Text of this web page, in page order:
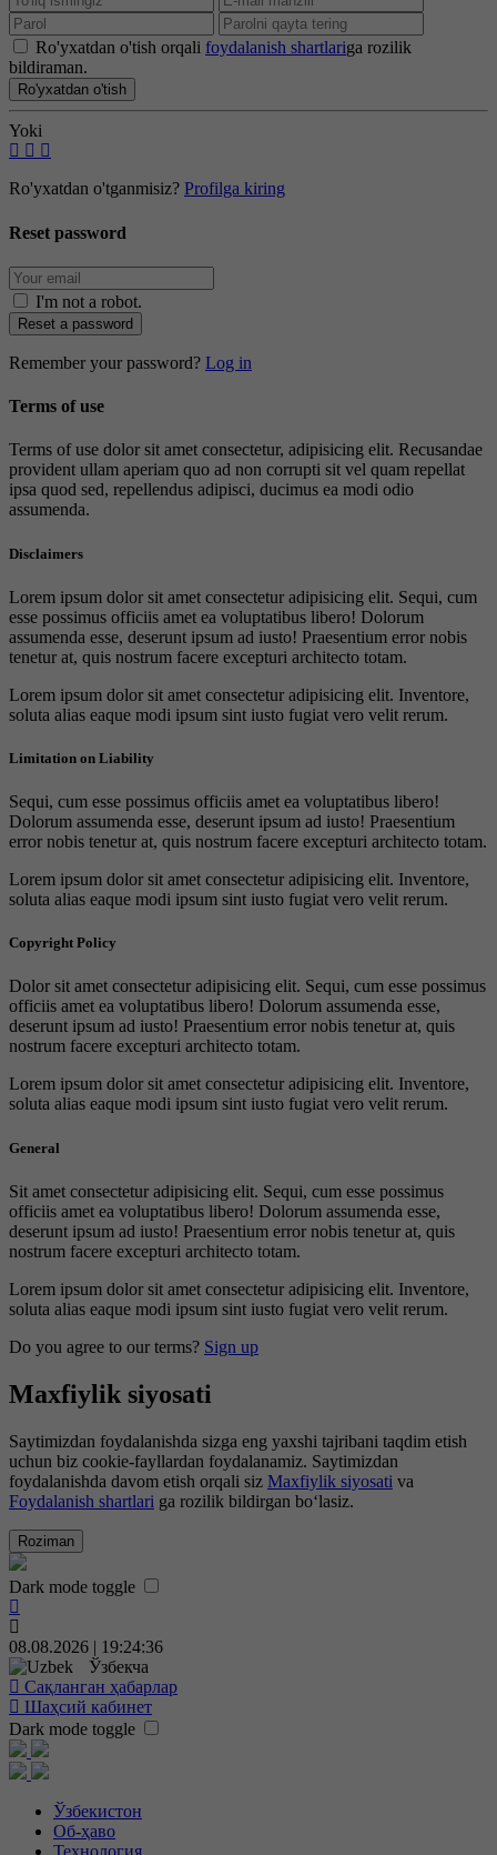
Ro'yxatdan o'tish orqali foydalanish shartlariga rozilik
bildiraman.
Ro'yxatdan o'tish
Yoki
Ro'yxatdan o'tganmisiz? Profilga kiring
Reset password
I'm not a robot.
Reset a password
Remember your password? Log in
Terms of use
Terms of use dolor sit amet consectetur, adipisicing elit. Recusandae
provident ullam aperiam quo ad non corrupti sit vel quam repellat
ipsa quod sed, repellendus adipisci, ducimus ea modi odio
assumenda.
Disclaimers
Lorem ipsum dolor sit amet consectetur adipisicing elit. Sequi, cum
esse possimus officiis amet ea voluptatibus libero! Dolorum
assumenda esse, deserunt ipsum ad iusto! Praesentium error nobis
tenetur at, quis nostrum facere excepturi architecto totam.
Lorem ipsum dolor sit amet consectetur adipisicing elit. Inventore,
soluta alias eaque modi ipsum sint iusto fugiat vero velit rerum.
Limitation on Liability
Sequi, cum esse possimus officiis amet ea voluptatibus libero!
Dolorum assumenda esse, deserunt ipsum ad iusto! Praesentium
error nobis tenetur at, quis nostrum facere excepturi architecto totam.
Lorem ipsum dolor sit amet consectetur adipisicing elit. Inventore,
soluta alias eaque modi ipsum sint iusto fugiat vero velit rerum.
Copyright Policy
Dolor sit amet consectetur adipisicing elit. Sequi, cum esse possimus
officiis amet ea voluptatibus libero! Dolorum assumenda esse,
deserunt ipsum ad iusto! Praesentium error nobis tenetur at, quis
nostrum facere excepturi architecto totam.
Lorem ipsum dolor sit amet consectetur adipisicing elit. Inventore,
soluta alias eaque modi ipsum sint iusto fugiat vero velit rerum.
General
Sit amet consectetur adipisicing elit. Sequi, cum esse possimus
officiis amet ea voluptatibus libero! Dolorum assumenda esse,
deserunt ipsum ad iusto! Praesentium error nobis tenetur at, quis
nostrum facere excepturi architecto totam.
Lorem ipsum dolor sit amet consectetur adipisicing elit. Inventore,
soluta alias eaque modi ipsum sint iusto fugiat vero velit rerum.
Do you agree to our terms? Sign up
Maxfiylik siyosati
Saytimizdan foydalanishda sizga eng yaxshi tajribani taqdim etish
uchun biz cookie-fayllardan foydalanamiz. Saytimizdan
foydalanishda davom etish orqali siz Maxfiylik siyosati va
Foydalanish shartlari ga rozilik bildirgan bo‘lasiz.
Roziman
Dark mode toggle
08.08.2026 | 19:24:36
Ўзбекча
Сақланган ҳабарлар
Шаҳсий кабинет
Dark mode toggle
Ўзбекистон
Об-ҳаво
Технология